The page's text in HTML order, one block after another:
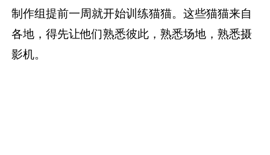
制作组提前一周就开始训练猫猫。这些猫猫来自
各地，得先让他们熟悉彼此，熟悉场地，熟悉摄
影机。